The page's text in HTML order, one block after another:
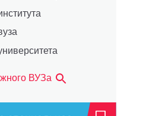
ВУЗа